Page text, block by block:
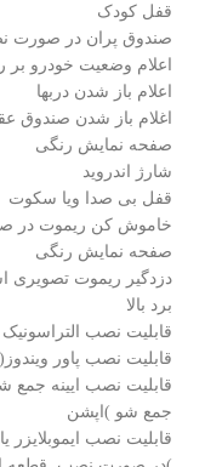
قفل کودک
صندوق پران در صورت
اعلام وضعیت خودرو
اعلام باز شدن دربها
اغلام باز شدن صندوق
صفحه نمایش رنگی
شارژ اندروید
قفل بی صدا ویا سکوت
خاموش کن ریموت در
صفحه نمایش رنگی
دزدگیر ریموت تصویری
برد بالا
قابلیت نصب
قابلیت نصب پاور
قابلیت نصب ایینه
جمع شو )اپشن
قابلیت نصب